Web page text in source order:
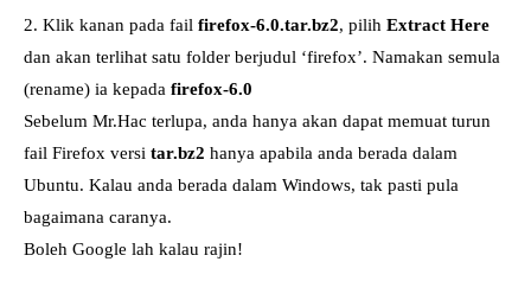
2. Klik kanan pada fail firefox-6.0.tar.bz2, pilih Extract Here
dan akan terlihat satu folder berjudul ‘firefox’. Namakan semula
(rename) ia kepada firefox-6.0
Sebelum Mr.Hac terlupa, anda hanya akan dapat memuat turun
fail Firefox versi tar.bz2 hanya apabila anda berada dalam
Ubuntu. Kalau anda berada dalam Windows, tak pasti pula
bagaimana caranya.
Boleh Google lah kalau rajin!